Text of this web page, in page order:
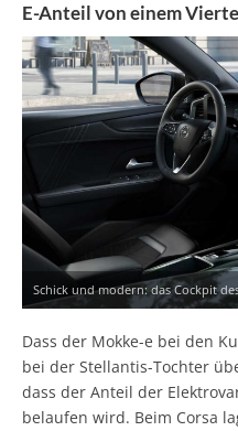
E-Anteil von einem
Schick und modern: das Cockpit
Dass der Mokke-e bei den
bei der Stellantis-Tochter
dass der Anteil der
belaufen wird. Beim Corsa